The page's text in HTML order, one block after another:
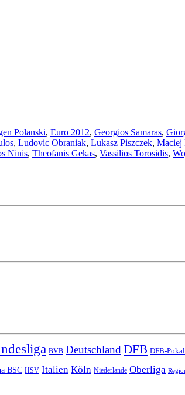
Polanski, Euro 2012, Georgios Samaras,
, Ludovic Obraniak, Lukasz Piszczek, Maciej
Ninis, Theofanis Gekas, Vassilios Torosidis,
BVB Deutschland DFB DFB-Pokal
BSC HSV Italien Köln Niederlande Oberliga